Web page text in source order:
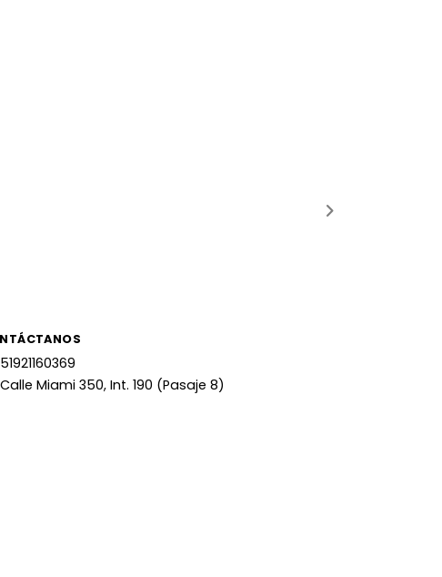
51921160369
Calle Miami 350, Int. 190 (Pasaje 8)